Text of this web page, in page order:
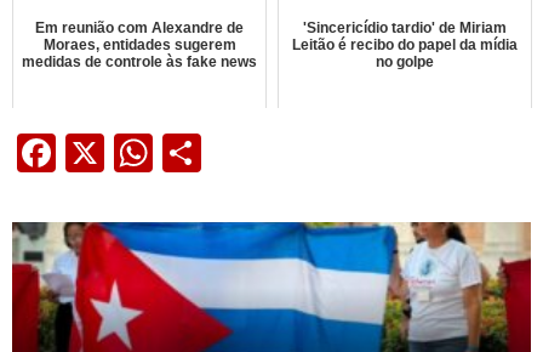
Em reunião com Alexandre de
Moraes, entidades sugerem
medidas de controle às fake news
'Sincericídio tardio' de Miriam
Leitão é recibo do papel da mídia
no golpe
Facebook
X WhatsApp